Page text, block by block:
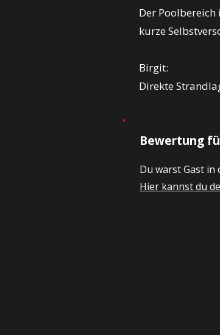
Der
kurze
Birgit:
Direkte
Bewertung
Du warst Gast in
Hier kannst du